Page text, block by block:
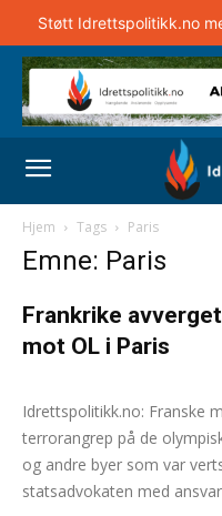
Støtt Idrettspolitikk.no
Hjem Tags Paris
Emne: Paris
Frankrike
mot OL i Paris
Andreas Selliaas - 13.
Idrettspolitikk.no: Franske
terrorangrep på de
og andre byer som var
statsadvokaten med